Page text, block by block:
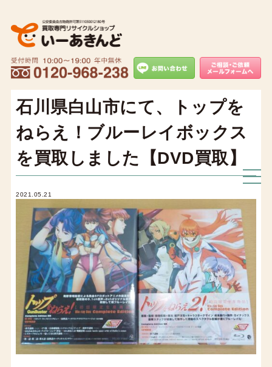
石川県白山市にて、トップを
ねらえ！ブルーレイボックス
を買取しました【DVD買取】
2021.05.21